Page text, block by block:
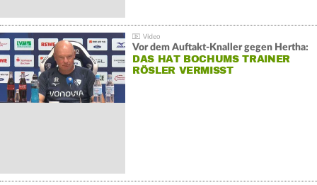
Vor dem Auftakt-Knaller gegen Hertha:
DAS HAT BOCHUMS TRAINER
RÖSLER VERMISST